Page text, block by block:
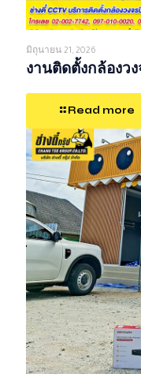
มิถุนายน 21, 2026
งานติดตั้งกล้องว
Read more